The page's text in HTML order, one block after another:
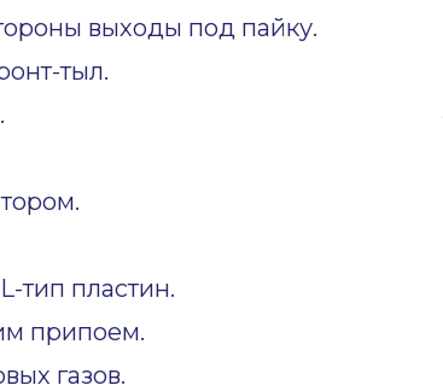
выходы под пайку.
тыл.
тип пластин.
припоем.
газов.